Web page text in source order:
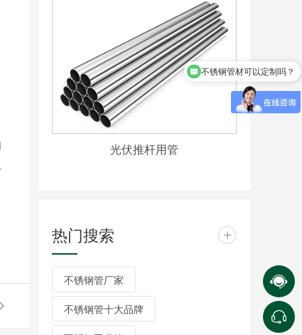
光伏推杆用管
热门搜索 +
不锈钢管厂家
不锈钢管十大品牌
不锈钢管材可以定制吗？